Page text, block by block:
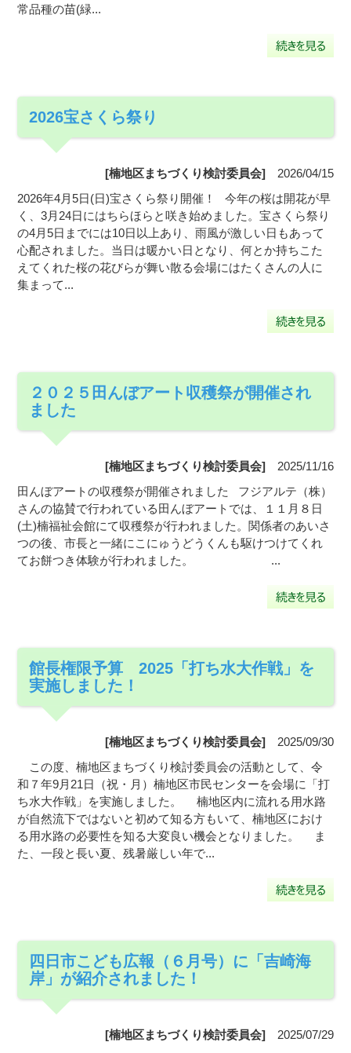
常品種の苗(緑...
2026宝さくら祭り
[楠地区まちづくり検討委員会] 2026/04/15
2026年4月5日(日)宝さくら祭り開催！ 今年の桜は開花が早
く、3月24日にはちらほらと咲き始めました。宝さくら祭り
の4月5日までには10日以上あり、雨風が激しい日もあって
心配されました。当日は暖かい日となり、何とか持ちこた
えてくれた桜の花びらが舞い散る会場にはたくさんの人に
集まって...
２０２５田んぼアート収穫祭が開催され
ました
[楠地区まちづくり検討委員会] 2025/11/16
田んぼアートの収穫祭が開催されました フジアルテ（株）
さんの協賛で行われている田んぼアートでは、１１月８日
(土)楠福祉会館にて収穫祭が行われました。関係者のあいさ
つの後、市長と一緒にこにゅうどうくんも駆けつけてくれ
てお餅つき体験が行われました。 ...
館長権限予算 2025「打ち水大作戦」を
実施しました！
[楠地区まちづくり検討委員会] 2025/09/30
この度、楠地区まちづくり検討委員会の活動として、令
和７年9月21日（祝・月）楠地区市民センターを会場に「打
ち水大作戦」を実施しました。 楠地区内に流れる用水路
が自然流下ではないと初めて知る方もいて、楠地区におけ
る用水路の必要性を知る大変良い機会となりました。 ま
た、一段と長い夏、残暑厳しい年で...
四日市こども広報（６月号）に「吉崎海
岸」が紹介されました！
[楠地区まちづくり検討委員会] 2025/07/29